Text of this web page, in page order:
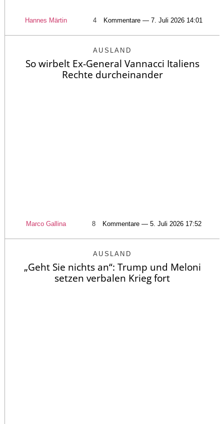
Hannes Märtin 4 Kommentare — 7. Juli 2026 14:01
AUSLAND
So wirbelt Ex-General Vannacci Italiens
Rechte durcheinander
Marco Gallina 8 Kommentare — 5. Juli 2026 17:52
AUSLAND
„Geht Sie nichts an“: Trump und Meloni
setzen verbalen Krieg fort